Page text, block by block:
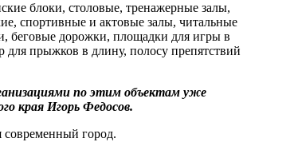
блоки, столовые, тренажерные залы,
спортивные и актовые залы, читальные
беговые дорожки, площадки для игры в
прыжков в длину, полосу препятствий
по этим объектам уже
края Игорь Федосов.
город.